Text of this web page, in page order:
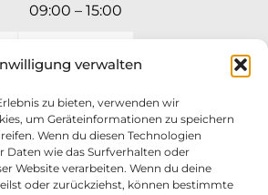
verwalten
zu bieten, verwenden wir
um Geräteinformationen zu speichern
Wenn du diesen Technologien
wie das Surfverhalten oder
Website verarbeiten. Wenn du deine
oder zurückziehst, können bestimmte
09:00 – 15:00
09:00 – 12:00